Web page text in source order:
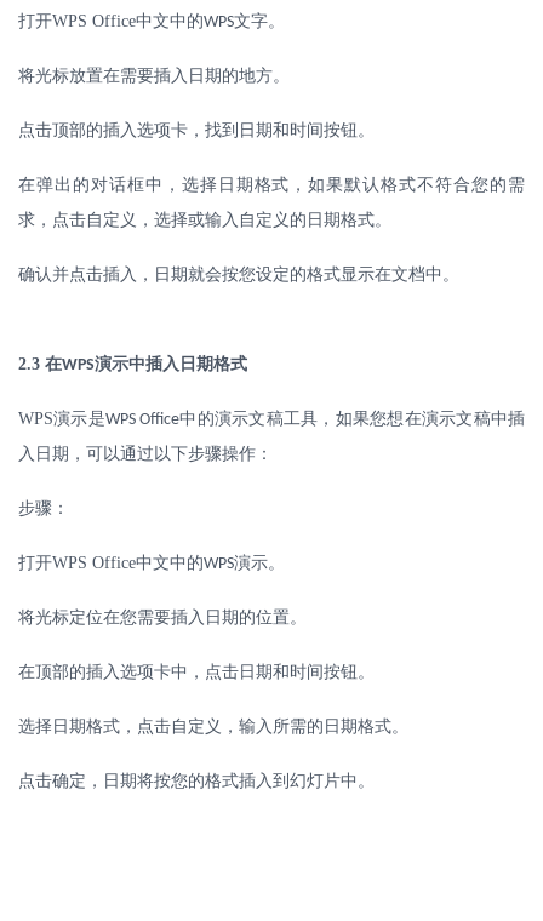
打开WPS Office中文中的WPS文字。
将光标放置在需要插入日期的地方。
点击顶部的插入选项卡，找到日期和时间按钮。
在弹出的对话框中，选择日期格式，如果默认格式不符合您的需
求，点击自定义，选择或输入自定义的日期格式。
确认并点击插入，日期就会按您设定的格式显示在文档中。
2.3 在WPS演示中插入日期格式
WPS演示是WPS Office中的演示文稿工具，如果您想在演示文稿中插
入日期，可以通过以下步骤操作：
步骤：
打开WPS Office中文中的WPS演示。
将光标定位在您需要插入日期的位置。
在顶部的插入选项卡中，点击日期和时间按钮。
选择日期格式，点击自定义，输入所需的日期格式。
点击确定，日期将按您的格式插入到幻灯片中。